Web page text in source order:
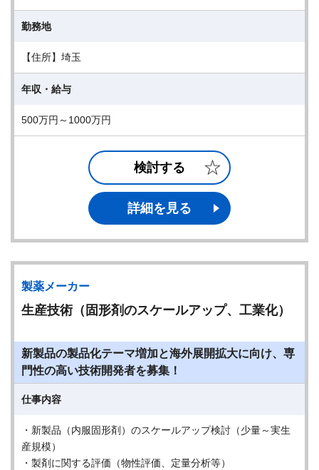
勤務地
【住所】埼玉
年収・給与
500万円～1000万円
検討する
詳細を見る
製薬メーカー
生産技術（固形剤のスケールアップ、工業化）
新製品の製品化テーマ増加と海外展開拡大に向け、専
門性の高い技術開発者を募集！
仕事内容
・新製品（内服固形剤）のスケールアップ検討（少量～実生
産規模）
・製剤に関する評価（物性評価、定量分析等）